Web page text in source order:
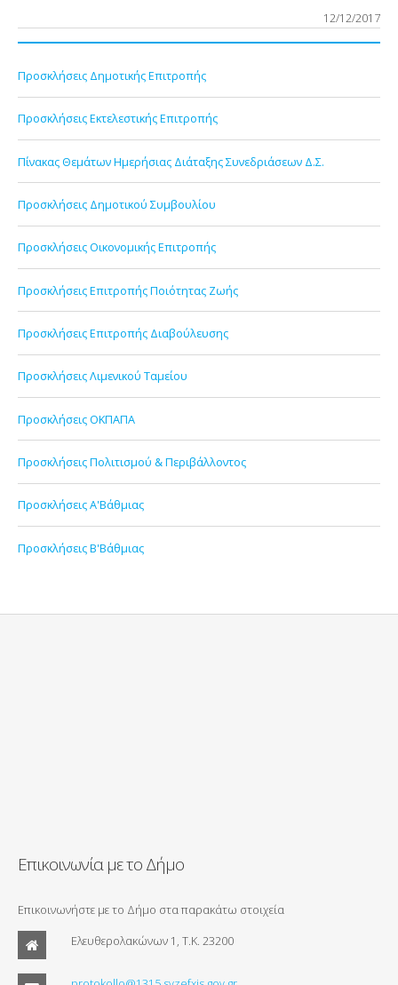
12/12/2017
Προσκλήσεις Δημοτικής Επιτροπής
Προσκλήσεις Εκτελεστικής Επιτροπής
Πίνακας Θεμάτων Ημερήσιας Διάταξης Συνεδριάσεων Δ.Σ.
Προσκλήσεις Δημοτικού Συμβουλίου
Προσκλήσεις Οικονομικής Επιτροπής
Προσκλήσεις Επιτροπής Ποιότητας Ζωής
Προσκλήσεις Επιτροπής Διαβούλευσης
Προσκλήσεις Λιμενικού Ταμείου
Προσκλήσεις ΟΚΠΑΠΑ
Προσκλήσεις Πολιτισμού & Περιβάλλοντος
Προσκλήσεις Α'Βάθμιας
Προσκλήσεις Β'Βάθμιας
Επικοινωνία με το Δήμο
Επικοινωνήστε με το Δήμο στα παρακάτω στοιχεία
Ελευθερολακώνων 1, Τ.Κ. 23200